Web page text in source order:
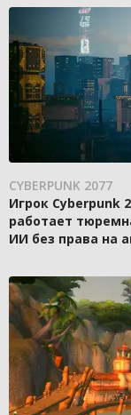
CYBERPUNK 2077
Игрок Cyberpunk
работает
ИИ без права на